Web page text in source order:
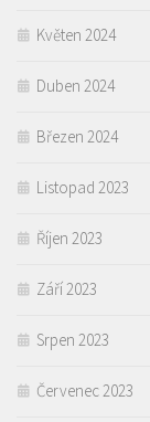
Květen 2024
Duben 2024
Březen 2024
Listopad 2023
Říjen 2023
Září 2023
Srpen 2023
Červenec 2023